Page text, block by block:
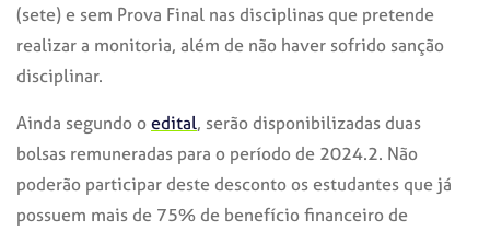
(sete) e sem Prova Final nas disciplinas que pretende
realizar a monitoria, além de não haver sofrido sanção
disciplinar.
Ainda segundo oedital, serão disponibilizadas duas
bolsas remuneradas para o período de 2024.2. Não
poderão participar deste desconto os estudantes que já
possuem mais de 75% de benefício financeiro de